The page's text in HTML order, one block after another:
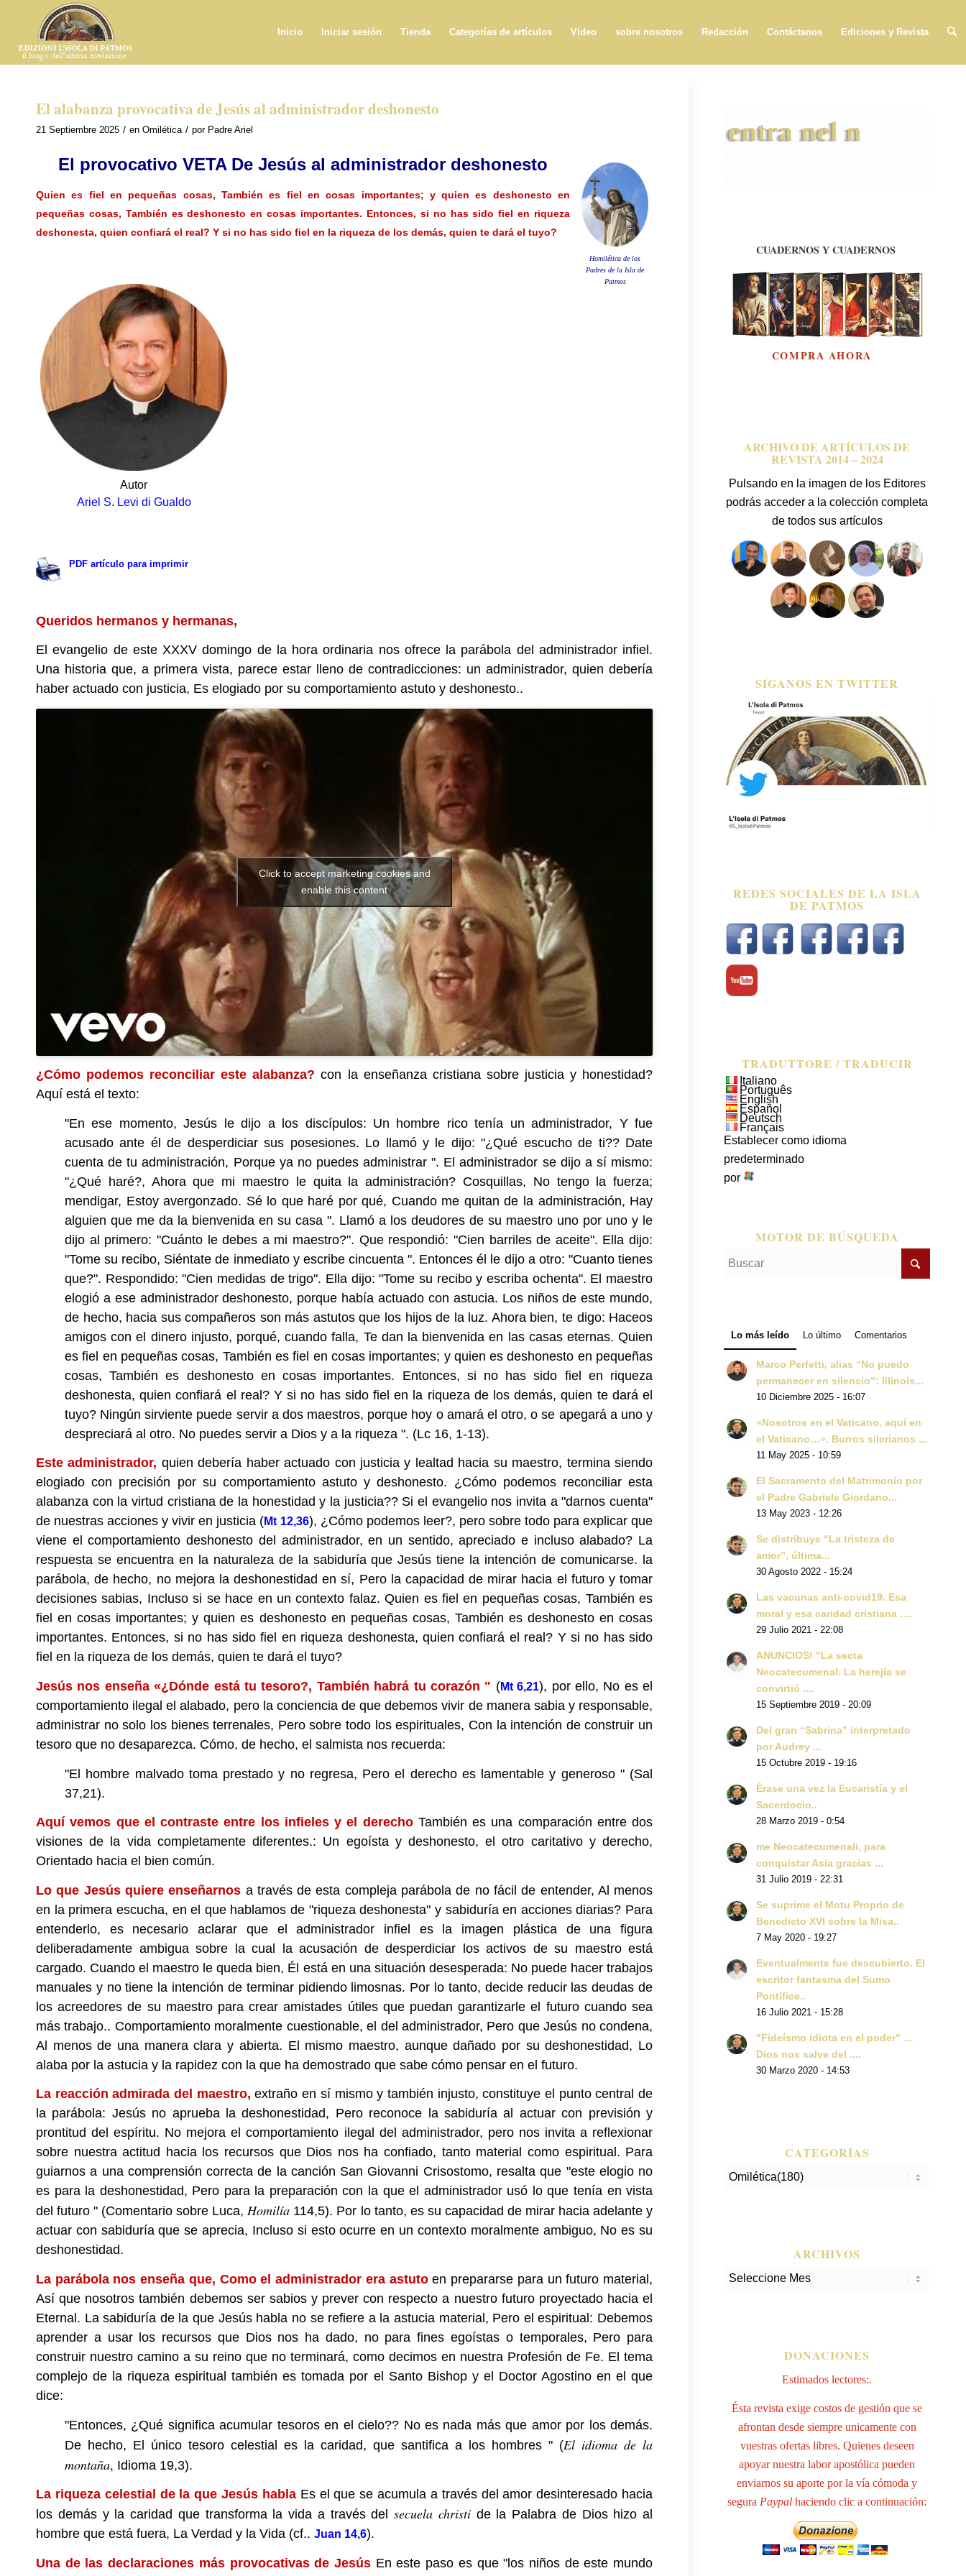
Inicio Iniciar sesión Tienda Categorías de artículos Vídeo sobre nosotros Redacción Contáctanos Ediciones y Revista
El alabanza provocativa de Jesús al administrador deshonesto
21 Septiembre 2025 / en Omilética / por Padre Ariel
Homilética de los
Padres de la Isla de
Patmos
El provocativoVETA De Jesús al administrador deshonesto
Quien es fiel en pequeñas cosas, También es fiel en cosas importantes; y quien es deshonesto en
pequeñas cosas, También es deshonesto en cosas importantes. Entonces, si no has sido fiel en riqueza
deshonesta, quien confiará el real? Y si no has sido fiel en la riqueza de los demás, quien te dará el tuyo?
Autor
Ariel S. Levi di Gualdo
PDF artículo para imprimir
Queridos hermanos y hermanas,
El evangelio de este XXXV domingo de la hora ordinaria nos ofrece la parábola del administrador infiel.
Una historia que, a primera vista, parece estar lleno de contradicciones: un administrador, quien debería
haber actuado con justicia, Es elogiado por su comportamiento astuto y deshonesto..
Click to accept marketing cookies and
enable this content
¿Cómo podemos reconciliar este alabanza?con la enseñanza cristiana sobre justicia y honestidad?
Aquí está el texto:
"En ese momento, Jesús le dijo a los discípulos: Un hombre rico tenía un administrador, Y fue
acusado ante él de desperdiciar sus posesiones. Lo llamó y le dijo: "¿Qué escucho de ti?? Date
cuenta de tu administración, Porque ya no puedes administrar ". El administrador se dijo a sí mismo:
"¿Qué haré?, Ahora que mi maestro le quita la administración? Cosquillas, No tengo la fuerza;
mendigar, Estoy avergonzado. Sé lo que haré por qué, Cuando me quitan de la administración, Hay
alguien que me da la bienvenida en su casa ". Llamó a los deudores de su maestro uno por uno y le
dijo al primero: "Cuánto le debes a mi maestro?". Que respondió: "Cien barriles de aceite". Ella dijo:
"Tome su recibo, Siéntate de inmediato y escribe cincuenta ". Entonces él le dijo a otro: "Cuanto tienes
que?". Respondido: "Cien medidas de trigo". Ella dijo: "Tome su recibo y escriba ochenta". El maestro
elogió a ese administrador deshonesto, porque había actuado con astucia. Los niños de este mundo,
de hecho, hacia sus compañeros son más astutos que los hijos de la luz. Ahora bien, te digo: Haceos
amigos con el dinero injusto, porqué, cuando falla, Te dan la bienvenida en las casas eternas. Quien
es fiel en pequeñas cosas, También es fiel en cosas importantes; y quien es deshonesto en pequeñas
cosas, También es deshonesto en cosas importantes. Entonces, si no has sido fiel en riqueza
deshonesta, quien confiará el real? Y si no has sido fiel en la riqueza de los demás, quien te dará el
tuyo? Ningún sirviente puede servir a dos maestros, porque hoy o amará el otro, o se apegará a uno y
despreciará al otro. No puedes servir a Dios y a la riqueza ". (Lc 16, 1-13).
Este administrador, quien debería haber actuado con justicia y lealtad hacia su maestro, termina siendo
elogiado con precisión por su comportamiento astuto y deshonesto. ¿Cómo podemos reconciliar esta
alabanza con la virtud cristiana de la honestidad y la justicia?? Si el evangelio nos invita a "darnos cuenta"
de nuestras acciones y vivir en justicia (Mt 12,36), ¿Cómo podemos leer?, pero sobre todo para explicar que
viene el comportamiento deshonesto del administrador, en un sentido, apreciado e incluso alabado? La
respuesta se encuentra en la naturaleza de la sabiduría que Jesús tiene la intención de comunicarse. la
parábola, de hecho, no mejora la deshonestidad en sí, Pero la capacidad de mirar hacia el futuro y tomar
decisiones sabias, Incluso si se hace en un contexto falaz. Quien es fiel en pequeñas cosas, También es
fiel en cosas importantes; y quien es deshonesto en pequeñas cosas, También es deshonesto en cosas
importantes. Entonces, si no has sido fiel en riqueza deshonesta, quien confiará el real? Y si no has sido
fiel en la riqueza de los demás, quien te dará el tuyo?
Jesús nos enseña «¿Dónde está tu tesoro?, También habrá tu corazón " (Mt 6,21), por ello, No es el
comportamiento ilegal el alabado, pero la conciencia de que debemos vivir de manera sabia y responsable,
administrar no solo los bienes terrenales, Pero sobre todo los espirituales, Con la intención de construir un
tesoro que no desaparezca. Cómo, de hecho, el salmista nos recuerda:
"El hombre malvado toma prestado y no regresa, Pero el derecho es lamentable y generoso " (Sal
37,21).
Aquí vemos que el contraste entre los infieles y el derechoTambién es una comparación entre dos
visiones de la vida completamente diferentes.: Un egoísta y deshonesto, el otro caritativo y derecho,
Orientado hacia el bien común.
Lo que Jesús quiere enseñarnos a través de esta compleja parábola de no fácil de entender, Al menos
en la primera escucha, en el que hablamos de "riqueza deshonesta" y sabiduría en acciones diarias? Para
entenderlo, es necesario aclarar que el administrador infiel es la imagen plástica de una figura
deliberadamente ambigua sobre la cual la acusación de desperdiciar los activos de su maestro está
cargado. Cuando el maestro le queda bien, Él está en una situación desesperada: No puede hacer trabajos
manuales y no tiene la intención de terminar pidiendo limosnas. Por lo tanto, decide reducir las deudas de
los acreedores de su maestro para crear amistades útiles que puedan garantizarle el futuro cuando sea
más trabajo.. Comportamiento moralmente cuestionable, el del administrador, Pero que Jesús no condena,
Al menos de una manera clara y abierta. El mismo maestro, aunque dañado por su deshonestidad, Lo
alaba por la astucia y la rapidez con la que ha demostrado que sabe cómo pensar en el futuro.
La reacción admirada del maestro, extraño en sí mismo y también injusto, constituye el punto central de
la parábola: Jesús no aprueba la deshonestidad, Pero reconoce la sabiduría al actuar con previsión y
prontitud del espíritu. No mejora el comportamiento ilegal del administrador, pero nos invita a reflexionar
sobre nuestra actitud hacia los recursos que Dios nos ha confiado, tanto material como espiritual. Para
guiarnos a una comprensión correcta de la canción San Giovanni Crisostomo, resalta que "este elogio no
es para la deshonestidad, Pero para la preparación con la que el administrador usó lo que tenía en vista
del futuro " (Comentario sobre Luca,Homilía 114,5). Por lo tanto, es su capacidad de mirar hacia adelante y
actuar con sabiduría que se aprecia, Incluso si esto ocurre en un contexto moralmente ambiguo, No es su
deshonestidad.
La parábola nos enseña que, Como el administrador era astutoen prepararse para un futuro material,
Así que nosotros también debemos ser sabios y prever con respecto a nuestro futuro proyectado hacia el
Eternal. La sabiduría de la que Jesús habla no se refiere a la astucia material, Pero el espiritual: Debemos
aprender a usar los recursos que Dios nos ha dado, no para fines egoístas o temporales, Pero para
construir nuestro camino a su reino que no terminará, como decimos en nuestra Profesión de Fe. El tema
complejo de la riqueza espiritual también es tomada por el Santo Bishop y el Doctor Agostino en el que
dice:
"Entonces, ¿Qué significa acumular tesoros en el cielo?? No es nada más que amor por los demás.
De hecho, El único tesoro celestial es la caridad, que santifica a los hombres " (El idioma de la
montaña, Idioma 19,3).
La riqueza celestial de la que Jesús hablaEs el que se acumula a través del amor desinteresado hacia
los demás y la caridad que transforma la vida a través delsecuela christi de la Palabra de Dios hizo al
hombre que está fuera, La Verdad y la Vida (cf.. Juan 14,6).
Una de las declaraciones más provocativas de Jesús En este paso es que "los niños de este mundo
ARCHIVO DE ARTÍCULOS DE
REVISTA 2014 – 2024
Pulsando en la imagen de los Editores
podrás acceder a la colección completa
de todos sus artículos
SÍGANOS EN TWITTER
REDES SOCIALES DE LA ISLA
DE PATMOS
TRADUTTORE / TRADUCIR
Italiano
Português
English
Español
Deutsch
Français
Establecer como idioma
predeterminado
por
MOTOR DE BÚSQUEDA
Lo más leído Lo último Comentarios
Marco Perfetti, alias “No puedo
permanecer en silencio”: Illinois...
10 Diciembre 2025 - 16:07
«Nosotros en el Vaticano, aquí en
el Vaticano…». Burros silerianos ...
11 May 2025 - 10:59
El Sacramento del Matrimonio por
el Padre Gabriele Giordano...
13 May 2023 - 12:26
Se distribuye “La tristeza de
amor”, última...
30 Agosto 2022 - 15:24
Las vacunas anti-covid19. Esa
moral y esa caridad cristiana ....
29 Julio 2021 - 22:08
ANUNCIOS! "La secta
Neocatecumenal. La herejía se
convirtió ....
15 Septiembre 2019 - 20:09
Del gran “Sabrina” interpretado
por Audrey ...
15 Octubre 2019 - 19:16
Érase una vez la Eucaristía y el
Sacerdocio..
28 Marzo 2019 - 0:54
me Neocatecumenali, para
conquistar Asia gracias ...
31 Julio 2019 - 22:31
Se suprime el Motu Proprio de
Benedicto XVI sobre la Misa..
7 May 2020 - 19:27
Eventualmente fue descubierto. El
escritor fantasma del Sumo
Pontífice..
16 Julio 2021 - 15:28
"Fideísmo idiota en el poder" …
Dios nos salve del ....
30 Marzo 2020 - 14:53
CATEGORÍAS
Categorías
ARCHIVOS
DONACIONES
Estimados lectores:.
Ésta revista exige costos de gestión que se
afrontan desde siempre unicamente con
vuestras ofertas libres. Quienes deseen
apoyar nuestra labor apostólica pueden
enviarnos su aporte por la vía cómoda y
segura Paypal haciendo clic a continuación: